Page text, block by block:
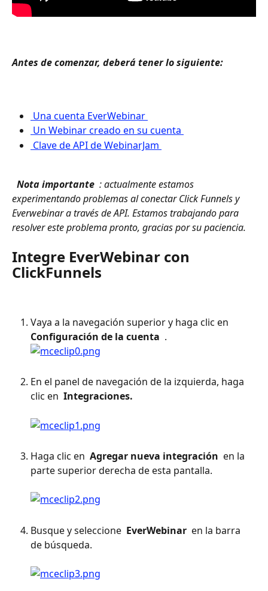
Antes de comenzar, deberá tener lo siguiente:
Una cuenta EverWebinar
Un Webinar creado en su cuenta
Clave de API de WebinarJam
Nota importante : actualmente estamos
experimentando problemas al conectar Click Funnels y
Everwebinar a través de API. Estamos trabajando para
resolver este problema pronto, gracias por su paciencia.
Integre EverWebinar con
ClickFunnels
Vaya a la navegación superior y haga clic en
Configuración de la cuenta .
En el panel de navegación de la izquierda, haga
clic en Integraciones.
Haga clic en Agregar nueva integración en la
parte superior derecha de esta pantalla.
Busque y seleccione EverWebinar en la barra
de búsqueda.